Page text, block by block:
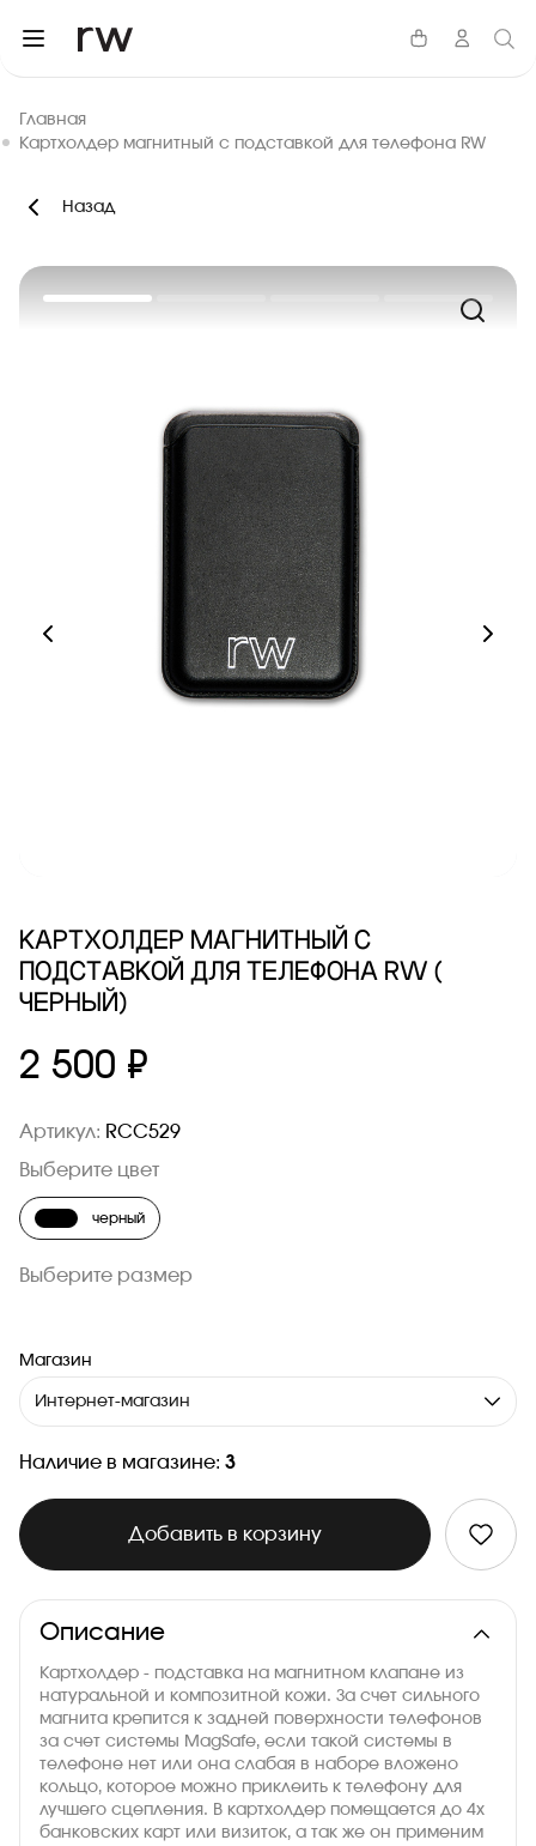
Главная
Картхолдер магнитный с подставкой для телефона RW
Назад
КАРТХОЛДЕР МАГНИТНЫЙ С
ПОДСТАВКОЙ ДЛЯ ТЕЛЕФОНА RW (
ЧЕРНЫЙ)
2 500 ₽
Артикул: RCC529
Выберите размер
Выберите цвет
черный
Магазин
Интернет-магазин
Наличие в магазине: 3
Добавить в корзину
Описание
Картхолдер - подставка на магнитном клапане из
натуральной и композитной кожи. За счет сильного
магнита крепится к задней поверхности телефонов
за счет системы MagSafe, если такой системы в
телефоне нет или она слабая в наборе вложено
кольцо, которое можно приклеить к телефону для
лучшего сцепления. В картхолдер помещается до 4х
банковских карт или визиток, а так же он применим